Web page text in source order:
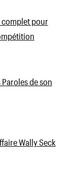
complet pour
de son
Wally Seck